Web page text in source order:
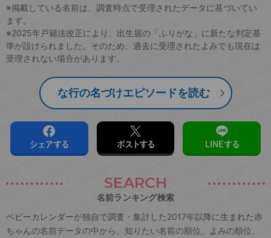
※掲載している名前は、調査時点で受理されたデータに基づいてい
ます。
※2025年戸籍法改正により、出生届の「ふりがな」に新たな判定基
準が設けられました。そのため、過去に受理されたよみでも現在は
受理されない場合があります。
な行の名づけエピソードを読む
シェアする ポストする LINEする
SEARCH
名前ランキング検索
ベビーカレンダーが独自で調査・集計した2017年以降に生まれた赤
ちゃんの名前データの中から、知りたい名前の順位、よみの順位、